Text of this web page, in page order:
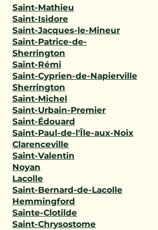
Saint-Mathieu
Saint-Isidore
Saint-Jacques-le-Mineur
Saint-Patrice-de-
Sherrington
Saint-Rémi
Saint-Cyprien-de-Napierville
Sherrington
Saint-Michel
Saint-Urbain-Premier
Saint-Édouard
Saint-Paul-de-l'Île-aux-Noix
Clarenceville
Saint-Valentin
Noyan
Lacolle
Saint-Bernard-de-Lacolle
Hemmingford
Sainte-Clotilde
Saint-Chrysostome